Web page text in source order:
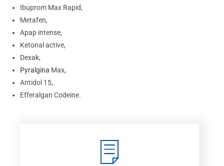
Ibuprom Max Rapid,
Metafen,
Apap intense,
Ketonal active,
Dexak,
Pyralgina Max,
Antidol 15,
Efferalgan Codeine.